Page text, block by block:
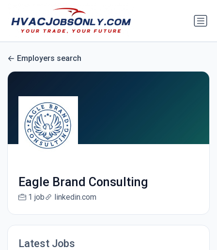
Employers search
Eagle Brand Consulting
1 job linkedin.com
Latest Jobs